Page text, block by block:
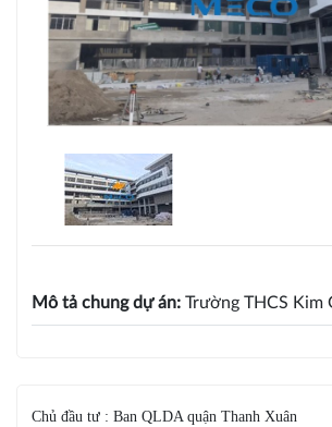
Mô tả chung dự án: Trường THCS Kim
Chủ đầu tư : Ban QLDA quận Thanh Xuân